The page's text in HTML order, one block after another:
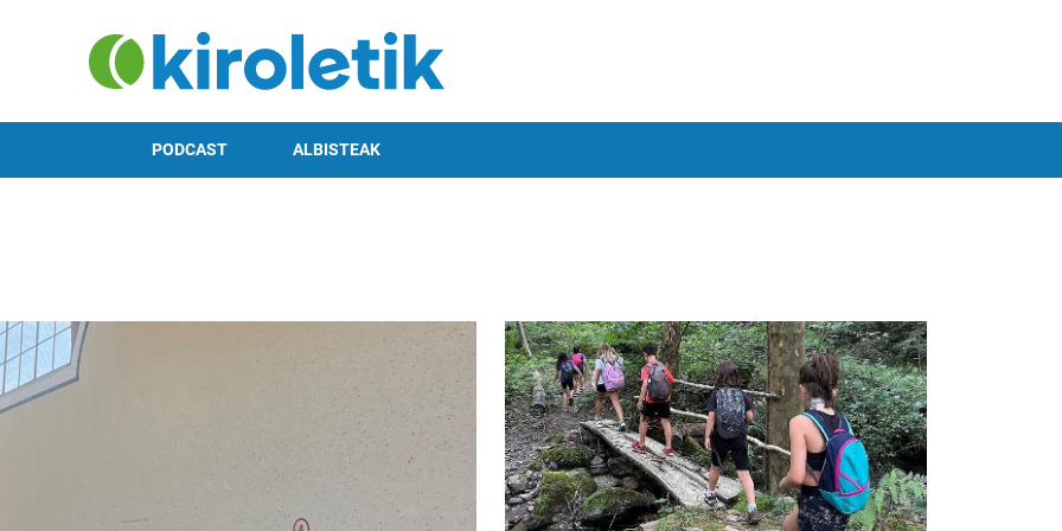
PODCAST ALBISTEAK